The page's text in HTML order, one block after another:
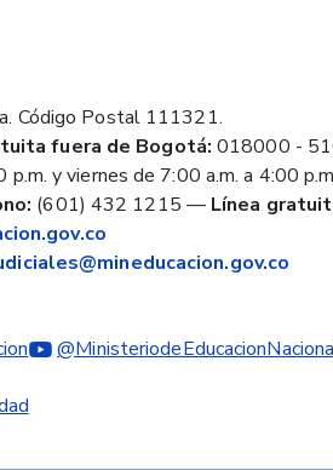
Código Postal 111321.
fuera de Bogotá: 018000 -
y viernes de 7:00 a.m. a 4:00
(601) 432 1215 — Línea